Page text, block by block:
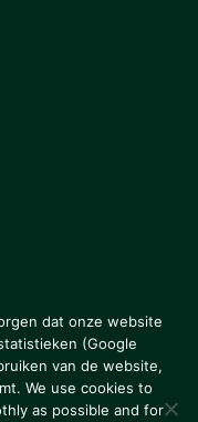
Disclaimer
dat onze website
(Google
van de website,
We use cookies to
as possible and for